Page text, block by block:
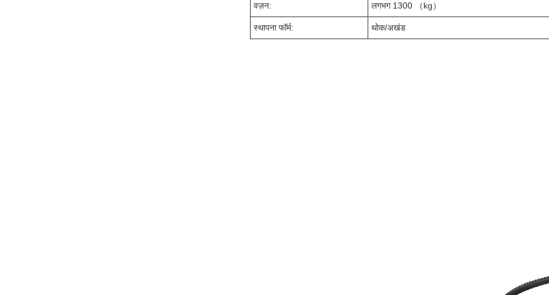
वज़न: लगभग 1300 （kg）
स्थापना फॉर्म: थोक/अखंड